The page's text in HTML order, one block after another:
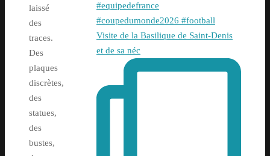
laissé
des
traces.
Des
plaques
discrètes,
des
statues,
des
bustes,
Visite de la Basilique de Saint-Denis
et de sa néc